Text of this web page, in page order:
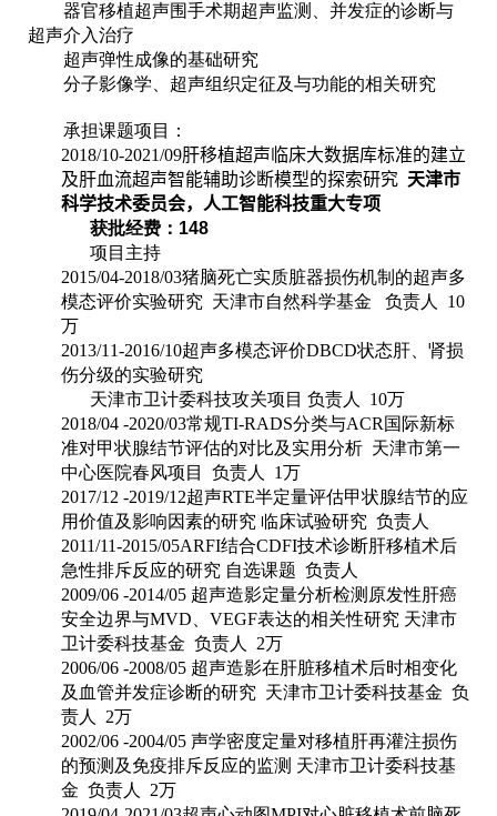
器官移植超声围手术期超声监测、并发症的诊断与
超声介入治疗
超声弹性成像的基础研究
分子影像学、超声组织定征及与功能的相关研究
承担课题项目：
2018/10-2021/09肝移植超声临床大数据库标准的建立
及肝血流超声智能辅助诊断模型的探索研究 天津市
科学技术委员会，人工智能科技重大专项
获批经费： 148
项目主持
2015/04-2018/03猪脑死亡实质脏器损伤机制的超声多
模态评价实验研究 天津市自然科学基金 负责人 10
万
2013/11-2016/10超声多模态评价DBCD状态肝、肾损
伤分级的实验研究
天津市卫计委科技攻关项目 负责人 10万
2018/04 -2020/03常规TI-RADS分类与ACR 国际新标
准对甲状腺结节评估的对比及实用分析 天津市第一
中心医院春风项目 负责人 1万
2017/12 -2019/12超声RTE半定量评估甲状腺结节的应
用价值及影响因素的研究 临床试验研究 负责人
2011/11-2015/05ARFI结合CDFI技术诊断肝移植术后
急性排斥反应的研究 自选课题 负责人
2009/06 -2014/05 超声造影定量分析检测原发性肝癌
安全边界与MVD VEGF表达的相关性研究 天津市
卫计委科技基金 负责人 2万
2006/06 -2008/05 超声造影在肝脏移植术后时相变化
及血管并发症诊断的研究 天津市卫计委科技基金 负
责人 2万
2002/06 -2004/05 声学密度定量对移植肝再灌注损伤
的预测及免疫排斥反应的监测 天津市卫计委科技基
金 负责人 2万